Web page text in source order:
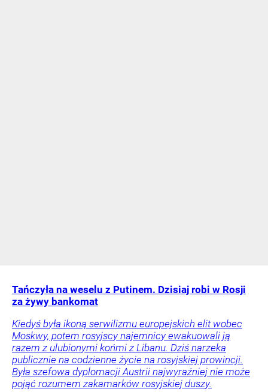
Tańczyła na weselu z Putinem. Dzisiaj robi w Rosji
za żywy bankomat
Kiedyś była ikoną serwilizmu europejskich elit wobec
Moskwy, potem rosyjscy najemnicy ewakuowali ją
razem z ulubionymi końmi z Libanu. Dziś narzeka
publicznie na codzienne życie na rosyjskiej prowincji.
Była szefowa dyplomacji Austrii najwyraźniej nie może
pojąć rozumem zakamarków rosyjskiej duszy.